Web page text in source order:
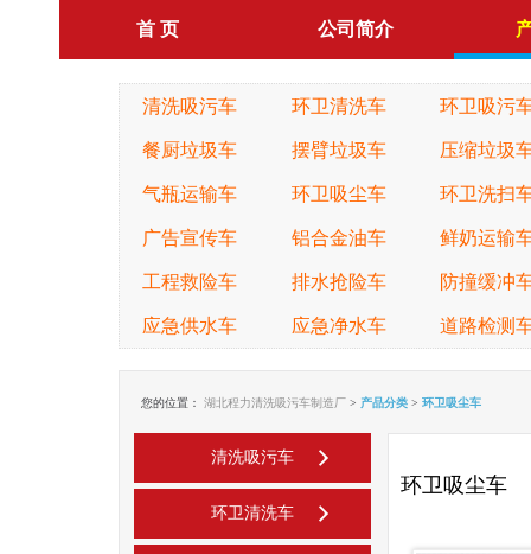
首 页 公司简介
清洗吸污车 环卫清洗车 环卫吸污
餐厨垃圾车 摆臂垃圾车 压缩垃圾
气瓶运输车 环卫吸尘车 环卫洗扫
广告宣传车 铝合金油车 鲜奶运输
工程救险车 排水抢险车 防撞缓冲
应急供水车 应急净水车 道路检测
您的位置： 湖北程力清洗吸污车制造厂 > 产品分类 > 环卫吸尘车
清洗吸污车
环卫清洗车
环卫吸尘车